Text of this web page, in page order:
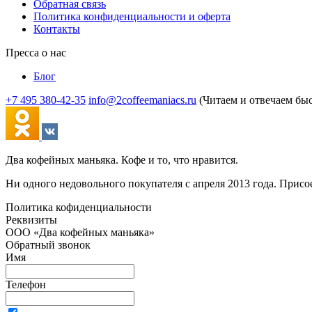
Обратная связь
Политика конфиденциальности и оферта
Контакты
Пресса о нас
Блог
+7 495 380-42-35 info@2coffeemaniacs.ru (Читаем и отвечаем
Два кофейных маньяка. Кофе и то, что нравится.
Ни одного недовольного покупателя с апреля 2013 года.
Политика кофиденциальности
Реквизиты
ООО «Два кофейных маньяка»
Обратный звонок
Имя
Телефон